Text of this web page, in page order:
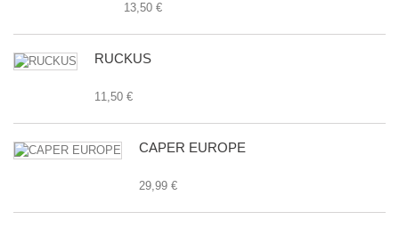
13,50 €
RUCKUS
11,50 €
CAPER EUROPE
29,99 €